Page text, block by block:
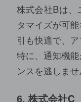
株式会社Bは、
タマイズが可
引も快適で、
特に、通知機
ンスを逃しませ
6. 株式会社C